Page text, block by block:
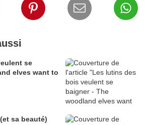
se
elves want to
sa beauté)